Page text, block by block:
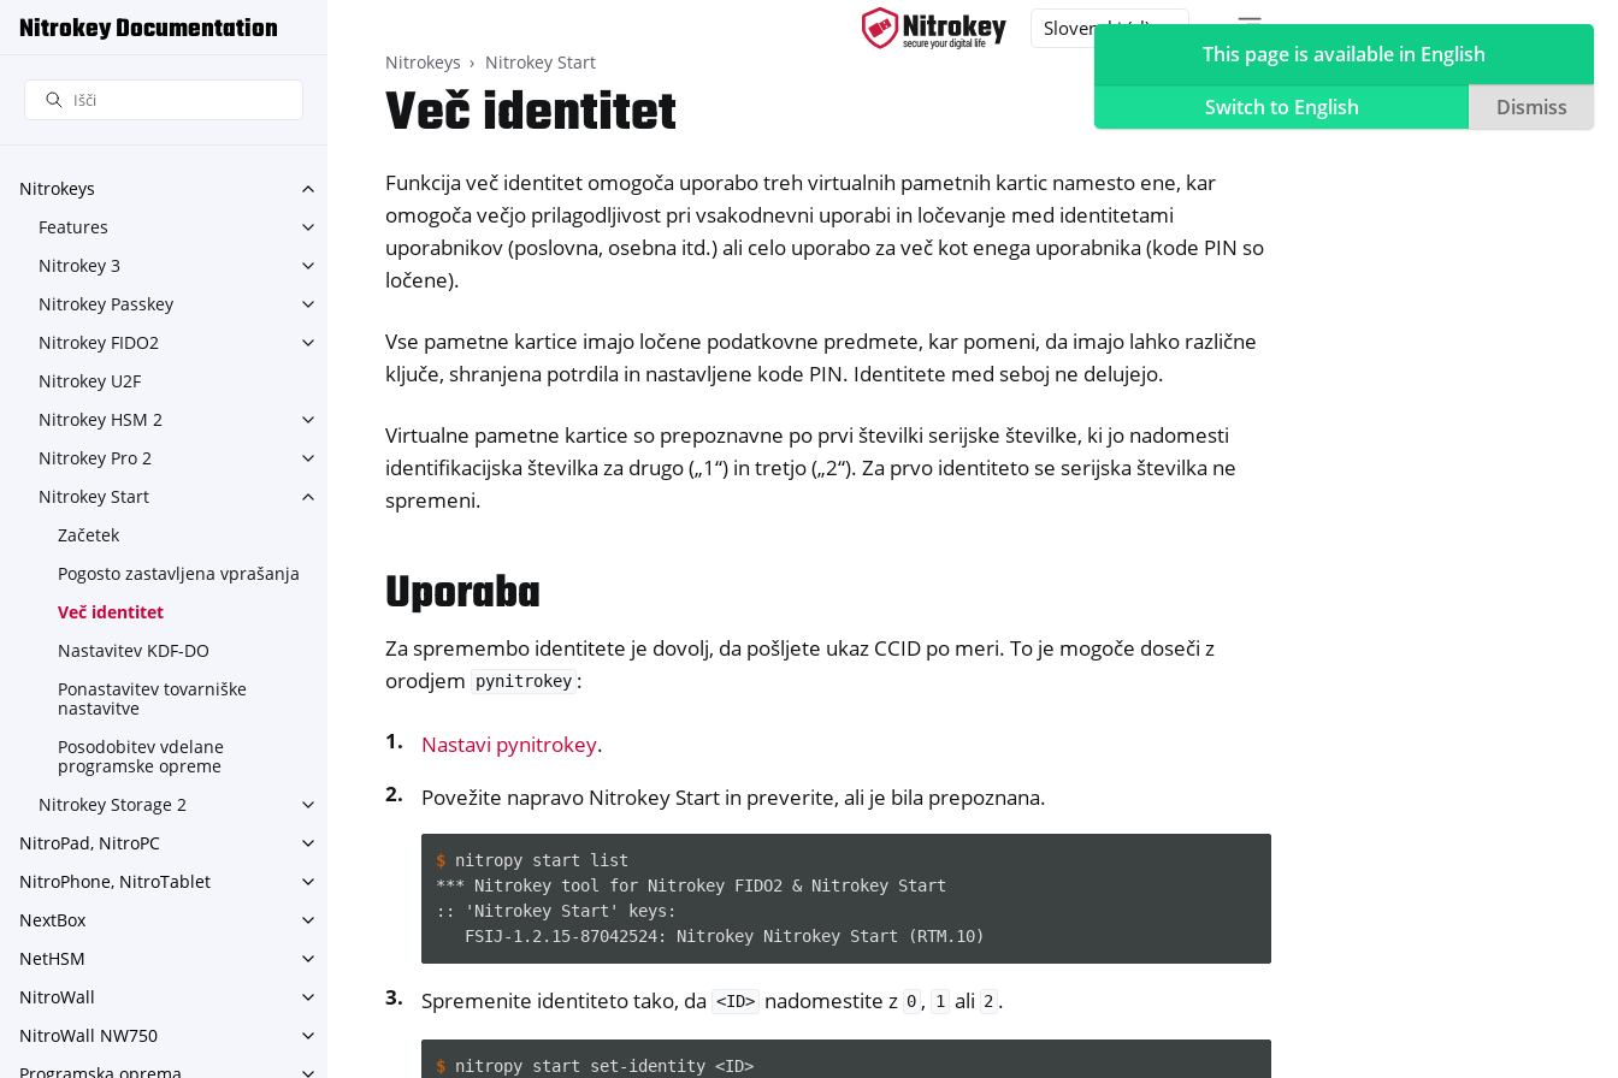
Nitrokey Documentation
Nitrokeys
Toggle navigation of Nitrokeys
Features
Toggle navigation of Features
Nitrokey 3
Toggle navigation of Nitrokey 3
Nitrokey Passkey
Toggle navigation of Nitrokey Passkey
Nitrokey FIDO2
Toggle navigation of Nitrokey FIDO2
Nitrokey U2F
Nitrokey HSM 2
Toggle navigation of Nitrokey HSM 2
Nitrokey Pro 2
Toggle navigation of Nitrokey Pro 2
Nitrokey Start
Toggle navigation of Nitrokey Start
Začetek
Pogosto zastavljena vprašanja
Več identitet
Nastavitev KDF-DO
Ponastavitev tovarniške
nastavitve
Posodobitev vdelane
programske opreme
Nitrokey Storage 2
Toggle navigation of Nitrokey Storage 2
NitroPad, NitroPC
Toggle navigation of NitroPad, NitroPC
NitroPhone, NitroTablet
Toggle navigation of NitroPhone, NitroTablet
NextBox
Toggle navigation of NextBox
NetHSM
Toggle navigation of NetHSM
NitroWall
Toggle navigation of NitroWall
NitroWall NW750
Toggle navigation of NitroWall NW750
Nitrokeys Nitrokey Start
Več identitet
Funkcija več identitet omogoča uporabo treh virtualnih pametnih kartic namesto ene, kar
omogoča večjo prilagodljivost pri vsakodnevni uporabi in ločevanje med identitetami
uporabnikov (poslovna, osebna itd.) ali celo uporabo za več kot enega uporabnika (kode PIN so
ločene).
Vse pametne kartice imajo ločene podatkovne predmete, kar pomeni, da imajo lahko različne
ključe, shranjena potrdila in nastavljene kode PIN. Identitete med seboj ne delujejo.
Virtualne pametne kartice so prepoznavne po prvi številki serijske številke, ki jo nadomesti
identifikacijska številka za drugo („1“) in tretjo („2“). Za prvo identiteto se serijska številka ne
spremeni.
Uporaba
Za spremembo identitete je dovolj, da pošljete ukaz CCID po meri. To je mogoče doseči z
orodjem
pynitrokey :
Nastavi pynitrokey.
Povežite napravo Nitrokey Start in preverite, ali je bila prepoznana.
$ nitropy start
*** Nitrokey tool for Nitrokey FIDO2 & Nitrokey Start
:: 'Nitrokey Start' keys:
   FSIJ-1.2.15-87042524: Nitrokey Nitrokey Start (RTM.10)
Spremenite identiteto tako, da <ID> nadomestite z 0 , 1 ali 2 .
$ nitropy start set-identity
This page is available in English
Switch to English
Dismiss